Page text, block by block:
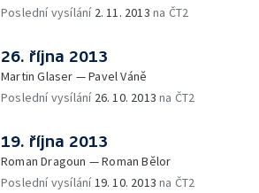
Poslední vysílání 2. 11. 2013 na ČT2
26. října 2013
Martin Glaser — Pavel Váně
Poslední vysílání 26. 10. 2013 na ČT2
19. října 2013
Roman Dragoun — Roman Bělor
Poslední vysílání19. 10. 2013 na ČT2